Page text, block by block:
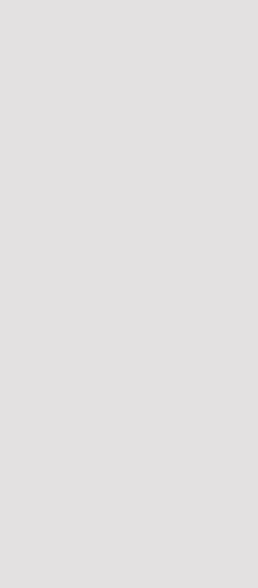
savoir-faire reconnu en
une offre de services
Nord-Est (BBNE) a
de logistique pour son
sa plateforme de Carvin.
Bâtiment et des Travaux
à concevoir, piloter et
des chantiers, confronté
des délais de
avec BBNE, initié
logements sociaux sur 3
des murs, couverture et
maitrise des coûts et
chantier et la productivité
et l’impact carbone du